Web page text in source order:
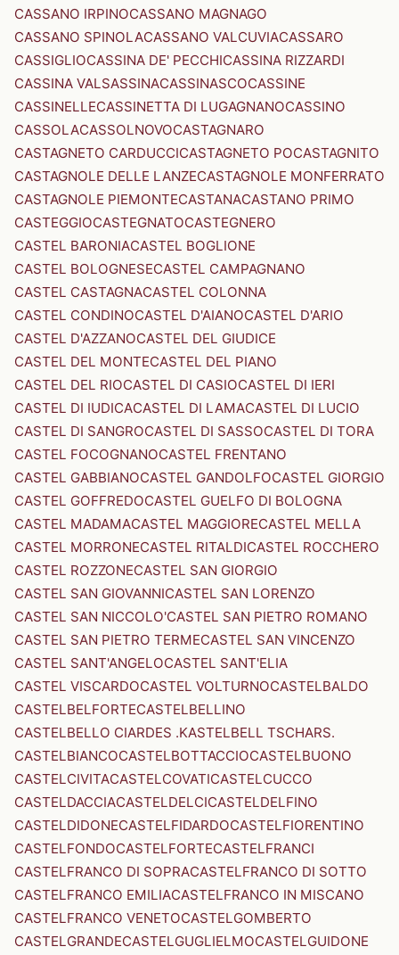
CASSANO IRPINOCASSANO MAGNAGO
CASSANO SPINOLACASSANO VALCUVIACASSARO
CASSIGLIOCASSINA DE' PECCHICASSINA RIZZARDI
CASSINA VALSASSINACASSINASCOCASSINE
CASSINELLECASSINETTA DI LUGAGNANOCASSINO
CASSOLACASSOLNOVOCASTAGNARO
CASTAGNETO CARDUCCICASTAGNETO POCASTAGNITO
CASTAGNOLE DELLE LANZECASTAGNOLE MONFERRATO
CASTAGNOLE PIEMONTECASTANACASTANO PRIMO
CASTEGGIOCASTEGNATOCASTEGNERO
CASTEL BARONIACASTEL BOGLIONE
CASTEL BOLOGNESECASTEL CAMPAGNANO
CASTEL CASTAGNACASTEL COLONNA
CASTEL CONDINOCASTEL D'AIANOCASTEL D'ARIO
CASTEL D'AZZANOCASTEL DEL GIUDICE
CASTEL DEL MONTECASTEL DEL PIANO
CASTEL DEL RIOCASTEL DI CASIOCASTEL DI IERI
CASTEL DI IUDICACASTEL DI LAMACASTEL DI LUCIO
CASTEL DI SANGROCASTEL DI SASSOCASTEL DI TORA
CASTEL FOCOGNANOCASTEL FRENTANO
CASTEL GABBIANOCASTEL GANDOLFOCASTEL GIORGIO
CASTEL GOFFREDOCASTEL GUELFO DI BOLOGNA
CASTEL MADAMACASTEL MAGGIORECASTEL MELLA
CASTEL MORRONECASTEL RITALDICASTEL ROCCHERO
CASTEL ROZZONECASTEL SAN GIORGIO
CASTEL SAN GIOVANNICASTEL SAN LORENZO
CASTEL SAN NICCOLO'CASTEL SAN PIETRO ROMANO
CASTEL SAN PIETRO TERMECASTEL SAN VINCENZO
CASTEL SANT'ANGELOCASTEL SANT'ELIA
CASTEL VISCARDOCASTEL VOLTURNOCASTELBALDO
CASTELBELFORTECASTELBELLINO
CASTELBELLO CIARDES .KASTELBELL TSCHARS.
CASTELBIANCOCASTELBOTTACCIOCASTELBUONO
CASTELCIVITACASTELCOVATICASTELCUCCO
CASTELDACCIACASTELDELCICASTELDELFINO
CASTELDIDONECASTELFIDARDOCASTELFIORENTINO
CASTELFONDOCASTELFORTECASTELFRANCI
CASTELFRANCO DI SOPRACASTELFRANCO DI SOTTO
CASTELFRANCO EMILIACASTELFRANCO IN MISCANO
CASTELFRANCO VENETOCASTELGOMBERTO
CASTELGRANDECASTELGUGLIELMOCASTELGUIDONE